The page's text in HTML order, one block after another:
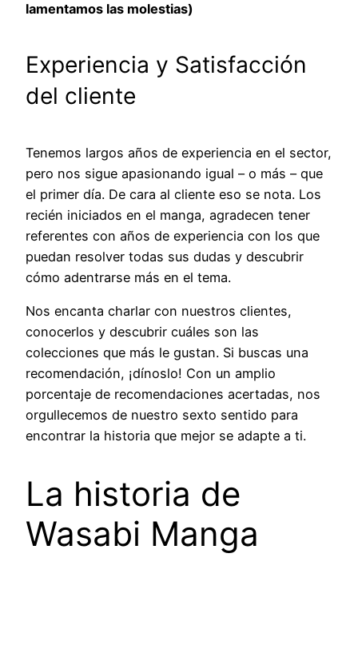
lamentamos las molestias)
Experiencia y Satisfacción
del cliente
Tenemos largos años de experiencia en el sector,
pero nos sigue apasionando igual – o más – que
el primer día. De cara al cliente eso se nota. Los
recién iniciados en el manga, agradecen tener
referentes con años de experiencia con los que
puedan resolver todas sus dudas y descubrir
cómo adentrarse más en el tema.
Nos encanta charlar con nuestros clientes,
conocerlos y descubrir cuáles son las
colecciones que más le gustan. Si buscas una
recomendación, ¡dínoslo! Con un amplio
porcentaje de recomendaciones acertadas, nos
orgullecemos de nuestro sexto sentido para
encontrar la historia que mejor se adapte a ti.
La historia de
Wasabi Manga